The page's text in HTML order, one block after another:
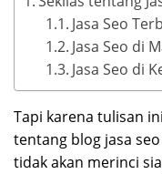
Jasa Seo
Jasa Seo di
Jasa Seo di
Tapi karena tulisan
tentang blog jasa
tidak akan merinci